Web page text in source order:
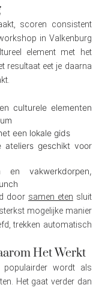
scoren consistent
in Valkenburg
element met het
resultaat eet je daarna
culturele elementen
een lokale gids
ateliers geschikt voor
en vakwerkdorpen,
door samen eten sluit
mogelijke manier
trekken automatisch
Het Werkt
wordt als
Het gaat verder dan